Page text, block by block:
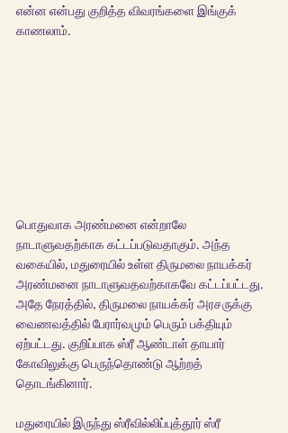
என்ன என்பது குறித்த விவரங்களை இங்குக்
காணலாம்.
பொதுவாக அரண்மனை என்றாலே
நாடாளுவதற்காக கட்டப்படுவதாகும். அந்த
வகையில், மதுரையில் உள்ள திருமலை நாயக்கர்
அரண்மனை நாடாளுவதவற்காகவே கட்டப்பட்டது.
அதே நேரத்தில், திருமலை நாயக்கர் அரசருக்கு
வைணவத்தில் பேரார்வமும் பெரும் பக்தியும்
ஏற்பட்டது. குறிப்பாக ஸ்ரீ ஆண்டாள் தாயார்
கோவிலுக்கு பெருந்தொண்டு ஆற்றத்
தொடங்கினார்.
மதுரையில் இருந்து ஸ்ரீவில்லிப்புத்தூர் ஸ்ரீ